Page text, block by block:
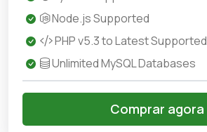
Node.js Supported
PHP v5.3 to Latest Supported
Unlimited MySQL Databases
Comprar agora